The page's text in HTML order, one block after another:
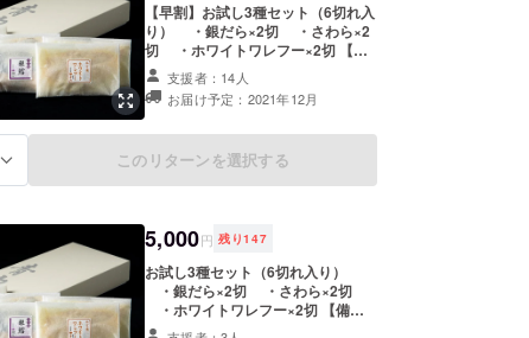
【早割】お試し3種セット（6切れ入
り） ・銀だら×2切 ・さわら×2
切 ・ホワイトワレフー×2切 【備
考】 ※ご自宅に冷凍でお届けいた
します ※送料込 ※保存方法：
冷蔵保存 ※賞味期限：箱に記載
支援者：14人
お届け予定：2021年12月
このリターンを選択する
5,000円 残り147
お試し3種セット（6切れ入り）
・銀だら×2切 ・さわら×2切
・ホワイトワレフー×2切 【備
考】 ※ご自宅に冷凍でお届けいた